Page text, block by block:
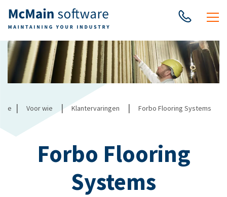
| Voor wie | Klantervaringen | Forbo Flooring Systems
Forbo Flooring
Systems